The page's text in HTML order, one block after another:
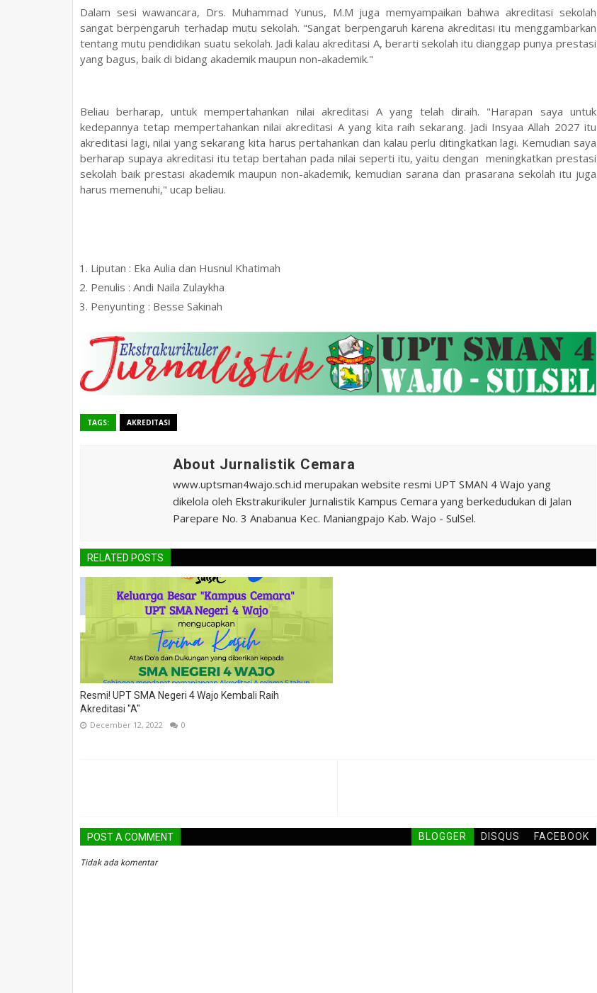
Dalam sesi wawancara, Drs. Muhammad Yunus, M.M juga memyampaikan bahwa akreditasi sekolah
sangat berpengaruh terhadap mutu sekolah. "Sangat berpengaruh karena akreditasi itu menggambarkan
tentang mutu pendidikan suatu sekolah. Jadi kalau akreditasi A, berarti sekolah itu dianggap punya prestasi
yang bagus, baik di bidang akademik maupun non-akademik."
Beliau berharap, untuk mempertahankan nilai akreditasi A yang telah diraih. "Harapan saya untuk
kedepannya tetap mempertahankan nilai akreditasi A yang kita raih sekarang. Jadi Insyaa Allah 2027 itu
akreditasi lagi, nilai yang sekarang kita harus pertahankan dan kalau perlu ditingkatkan lagi. Kemudian saya
berharap supaya akreditasi itu tetap bertahan pada nilai seperti itu, yaitu dengan meningkatkan prestasi
sekolah baik prestasi akademik maupun non-akademik, kemudian sarana dan prasarana sekolah itu juga
harus memenuhi," ucap beliau.
Liputan : Eka Aulia dan Husnul Khatimah
Penulis : Andi Naila Zulaykha
Penyunting : Besse Sakinah
TAGS: AKREDITASI
About Jurnalistik Cemara
www.uptsman4wajo.sch.id merupakan website resmi UPT SMAN 4 Wajo yang
dikelola oleh Ekstrakurikuler Jurnalistik Kampus Cemara yang berkedudukan di Jalan
Parepare No. 3 Anabanua Kec. Maniangpajo Kab. Wajo - SulSel.
RELATED POSTS
Resmi! UPT SMA Negeri 4 Wajo Kembali Raih
Akreditasi "A"
December 12, 2022 0
POST A COMMENT BLOGGER DISQUS FACEBOOK
Tidak ada komentar